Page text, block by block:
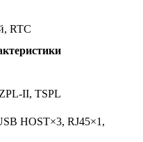
RTC
II, TSPL
HOST×3, RJ45×1,